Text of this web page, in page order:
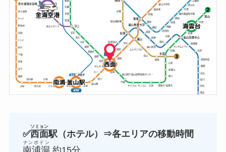
✅️西面
ソミョン
駅（ホテル）⇒各エリアの移動時間
ナンポドン